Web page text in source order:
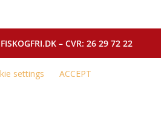
– CVR: 26 29 72 22
settings
ACCEPT